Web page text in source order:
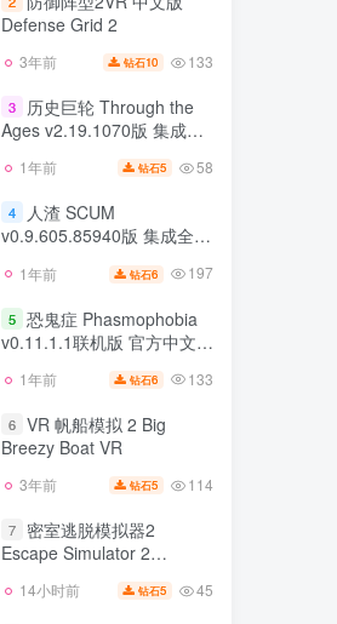
Defense Grid 2
3年前 钻石10 133
3
历史巨轮 Through the
Ages v2.19.1070版 集成全
1年前 钻石5 58
4
人渣 SCUM
v0.9.605.85940版 集成全
1年前 钻石6 197
5 恐鬼症 Phasmophobia
v0.11.1.1联机版 官方中文
1年前 钻石6 133
6 VR 帆船模拟 2 Big
Breezy Boat VR
3年前 钻石5 114
7
密室逃脱模拟器2
Escape Simulator 2
v20448r版 密室逃脱模拟器
1 v38841r版 集成全DLC 官
14小时前 钻石5 45
2年前
2
防御阵型2VR 中文版
3年前 钻石10 133
3
历史巨轮 Through the
DLC 官方中文
1年前 钻石5 58
4
人渣 SCUM
v0.9.605.85940版 集成全
DLC 官方中文
1年前 钻石6 197
5
恐鬼症 Phasmophobia
支持VR
1年前
6
VR 帆船模拟 2 Big
3年前 钻石
7
密室逃脱模拟器2